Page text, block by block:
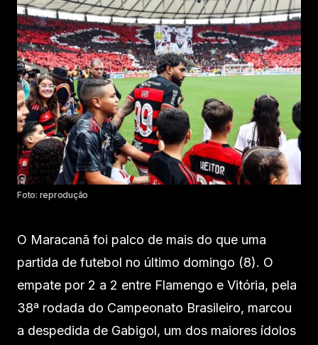
Foto: reprodução
O Maracanã foi palco de mais do que uma
partida de futebol no último domingo (8). O
empate por 2 a 2 entre Flamengo e Vitória, pela
38ª rodada do Campeonato Brasileiro, marcou
a despedida de Gabigol, um dos maiores ídolos